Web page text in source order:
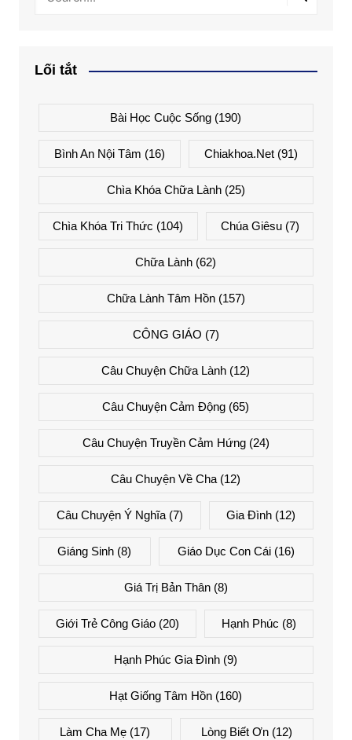
Lối tắt
Bài Học Cuộc Sống (190)
Bình An Nội Tâm (16) Chiakhoa.net (91)
Chìa Khóa Chữa Lành(25)
Chìa Khóa Tri Thức (104) Chúa Giêsu(7)
Chữa Lành (62)
Chữa Lành Tâm Hồn(157)
CÔNG GIÁO (7)
Câu Chuyện Chữa Lành (12)
Câu Chuyện Cảm Động (65)
Câu Chuyện Truyền Cảm Hứng(24)
Câu Chuyện Về Cha (12)
Câu Chuyện Ý Nghĩa(7) Gia Đình (12)
Giáng Sinh (8) Giáo Dục Con Cái(16)
Giá Trị Bản Thân(8)
Giới Trẻ Công Giáo(20) Hạnh Phúc (8)
Hạnh Phúc Gia Đình (9)
Hạt Giống Tâm Hồn (160)
Làm Cha Mẹ (17) Lòng Biết Ơn(12)